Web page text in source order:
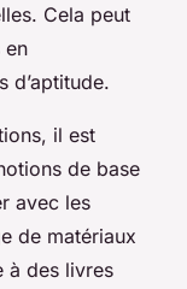
Cela peut
en
d’aptitude.
il est
de base
avec les
de matériaux
à des livres